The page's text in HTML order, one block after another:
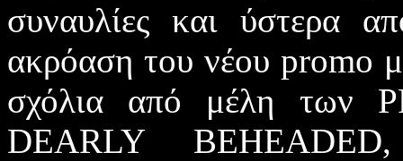
συναυλίες και ύστερα
ακρόαση του νέου promo
σχόλια από μέλη των
DEARLY BEHEADED